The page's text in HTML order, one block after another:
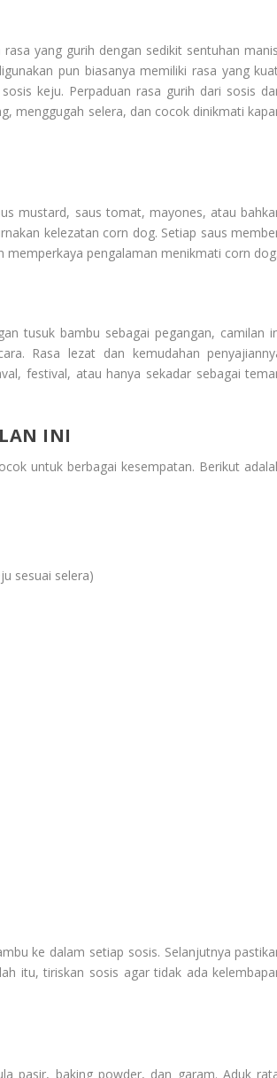
yang gurih dengan sedikit sentuhan
pun biasanya memiliki rasa yang
keju. Perpaduan rasa gurih dari sosis
menggugah selera, dan cocok dinikmati
mustard, saus tomat, mayones, atau
kelezatan corn dog. Setiap saus
memperkaya pengalaman menikmati corn dog.
tusuk bambu sebagai pegangan, camilan
Rasa lezat dan kemudahan
festival, atau hanya sekadar sebagai
INI
untuk berbagai kesempatan. Berikut
sesuai selera)
ke dalam setiap sosis. Selanjutnya
itu, tiriskan sosis agar tidak ada
pasir, baking powder, dan garam. Aduk